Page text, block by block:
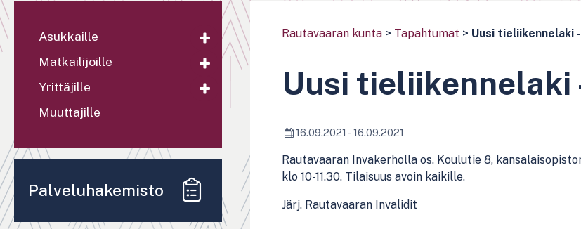
Rautavaaran kunta > Tapahtumat > Uusi tieliikennelaki
Uusi
16.09.2021 - 16.09.2021
Rautavaaran Invakerholla os. Koulutie 8,
klo 10-11.30. Tilaisuus avoin kaikille.
Järj. Rautavaaran Invalidit
Asukkaille
Matkailijoille
Yrittäjille
Muuttajille
Palveluhakemisto